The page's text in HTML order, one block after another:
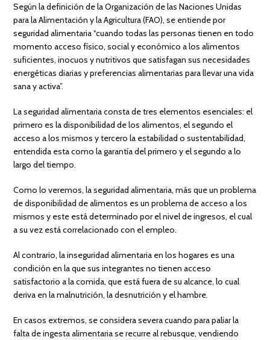
Según la definición de la Organización de las Naciones Unidas
para la Alimentación y la Agricultura (FAO), se entiende por
seguridad alimentaria “cuando todas las personas tienen en todo
momento acceso físico, social y económico a los alimentos
suficientes, inocuos y nutritivos que satisfagan sus necesidades
energéticas diarias y preferencias alimentarias para llevar una vida
sana y activa”.
La seguridad alimentaria consta de tres elementos esenciales: el
primero es la disponibilidad de los alimentos, el segundo el
acceso a los mismos y tercero la estabilidad o sustentabilidad,
entendida esta como la garantía del primero y el segundo a lo
largo del tiempo.
Como lo veremos, la seguridad alimentaria, más que un problema
de disponibilidad de alimentos es un problema de acceso a los
mismos y este está determinado por el nivel de ingresos, el cual
a su vez está correlacionado con el empleo.
Al contrario, la inseguridad alimentaria en los hogares es una
condición en la que sus integrantes no tienen acceso
satisfactorio a la comida, que está fuera de su alcance, lo cual
deriva en la malnutrición, la desnutrición y el hambre.
En casos extremos, se considera severa cuando para paliar la
falta de ingesta alimentaria se recurre al rebusque, vendiendo